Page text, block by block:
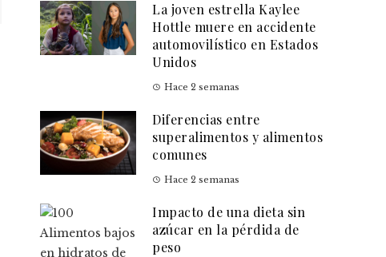
La joven estrella Kaylee
Hottle muere en accidente
automovilístico en Estados
Unidos
Hace 2 semanas
Diferencias entre
superalimentos y alimentos
comunes
Hace 2 semanas
Impacto de una dieta sin
azúcar en la pérdida de
peso